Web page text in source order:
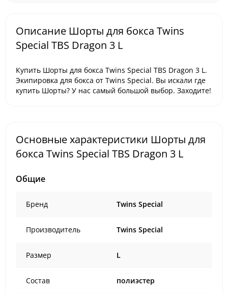
Описание Шорты для бокса Twins
Special TBS Dragon 3 L
Купить Шорты для бокса Twins Special TBS Dragon 3 L.
Экипировка для бокса от Twins Special. Вы искали где
купить Шорты? У нас самый большой выбор. Заходите!
Основные характеристики Шорты для
бокса Twins Special TBS Dragon 3 L
Общие
Бренд Twins Special
Производитель Twins Special
Размер L
Состав полиэстер